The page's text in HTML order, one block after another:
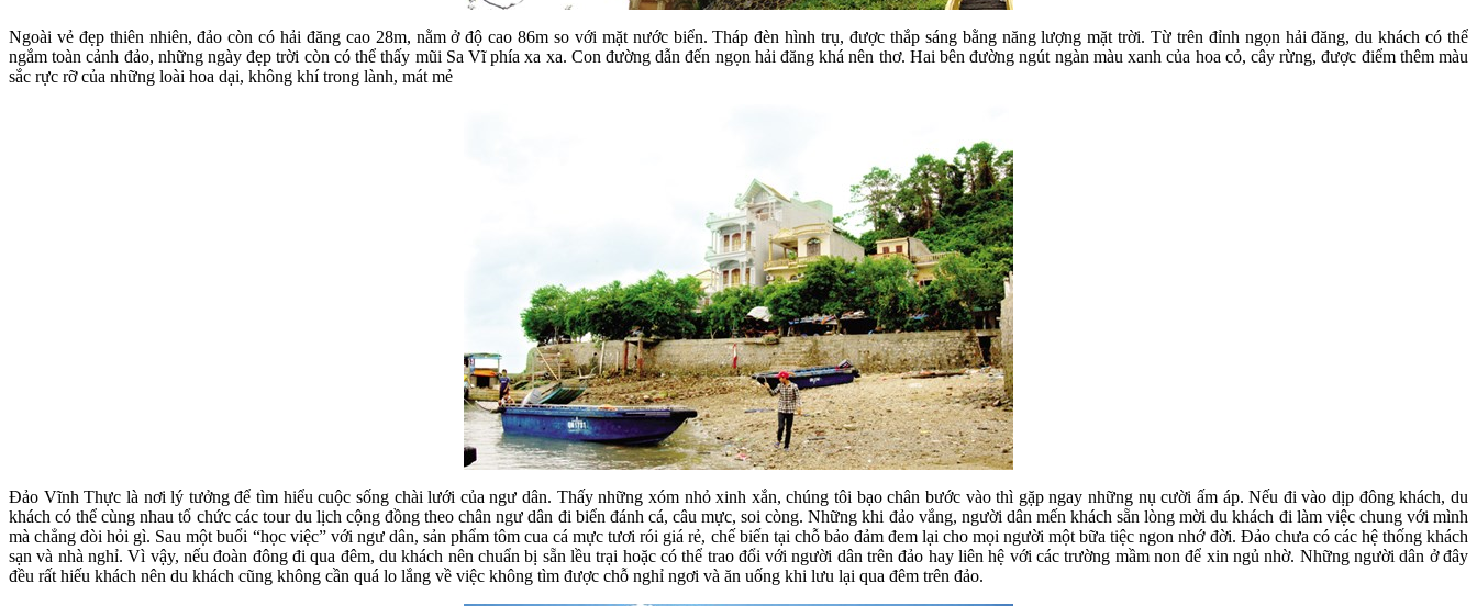
Ngoài vẻ đẹp thiên nhiên, đảo còn có hải đăng cao 28m, nằm ở độ cao 86m so với mặt nước biển. Tháp đèn hình trụ, được thắp sáng bằng năng lượng mặt trời. Từ trên đỉnh ngọn hải đăng, du khách có thể
ngắm toàn cảnh đảo, những ngày đẹp trời còn có thể thấy mũi Sa Vĩ phía xa xa. Con đường dẫn đến ngọn hải đăng khá nên thơ. Hai bên đường ngút ngàn màu xanh của hoa cỏ, cây rừng, được điểm thêm màu
sắc rực rỡ của những loài hoa dại, không khí trong lành, mát mẻ
Đảo Vĩnh Thực là nơi lý tưởng để tìm hiểu cuộc sống chài lưới của ngư dân. Thấy những xóm nhỏ xinh xắn, chúng tôi bạo chân bước vào thì gặp ngay những nụ cười ấm áp. Nếu đi vào dịp đông khách, du
khách có thể cùng nhau tổ chức các tour du lịch cộng đồng theo chân ngư dân đi biển đánh cá, câu mực, soi còng. Những khi đảo vắng, người dân mến khách sẵn lòng mời du khách đi làm việc chung với mình
mà chẳng đòi hỏi gì. Sau một buổi “học việc” với ngư dân, sản phẩm tôm cua cá mực tươi rói giá rẻ, chế biến tại chỗ bảo đảm đem lại cho mọi người một bữa tiệc ngon nhớ đời. Đảo chưa có các hệ thống khách
sạn và nhà nghỉ. Vì vậy, nếu đoàn đông đi qua đêm, du khách nên chuẩn bị sẵn lều trại hoặc có thể trao đổi với người dân trên đảo hay liên hệ với các trường mầm non để xin ngủ nhờ. Những người dân ở đây
đều rất hiếu khách nên du khách cũng không cần quá lo lắng về việc không tìm được chỗ nghỉ ngơi và ăn uống khi lưu lại qua đêm trên đảo.